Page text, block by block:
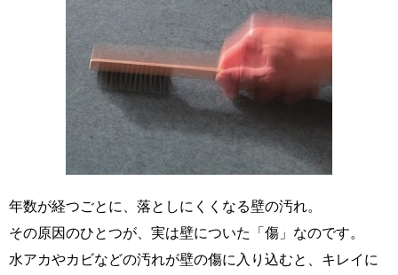
年数が経つごとに、落としにくくなる壁の汚れ。
その原因のひとつが、実は壁についた「傷」なのです。
水アカやカビなどの汚れが壁の傷に入り込むと、キレイに